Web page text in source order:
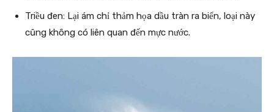
Triều đen: Lại ám chỉ thảm họa dầu tràn ra biển, loại này
cũng không có liên quan đến mực nước.